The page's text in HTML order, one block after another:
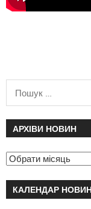
АРХІВИ НОВИН
КАЛЕНДАР